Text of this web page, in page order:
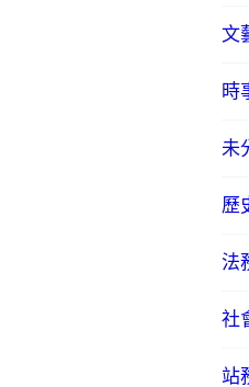
文
時
未
歷
法
社
站